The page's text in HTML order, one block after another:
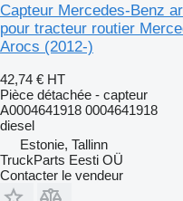
Capteur Mercedes-Benz
pour tracteur routier
Arocs (2012-)
42,74 € HT
Pièce détachée - capteur
A0004641918 0004641918
diesel
Estonie, Tallinn
TruckParts Eesti OÜ
Contacter le vendeur